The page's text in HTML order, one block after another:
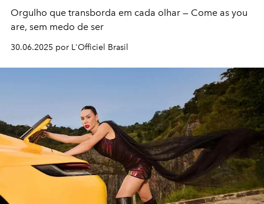
Orgulho que transborda em cada olhar — Come as you
are, sem medo de ser
30.06.2025 por L'Officiel Brasil